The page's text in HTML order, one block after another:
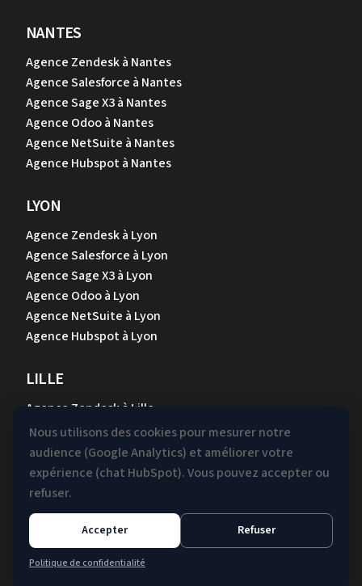
NANTES
Agence Zendesk à Nantes
Agence Salesforce à Nantes
Agence Sage X3 à Nantes
Agence Odoo à Nantes
Agence NetSuite à Nantes
Agence Hubspot à Nantes
LYON
Agence Zendesk à Lyon
Agence Salesforce à Lyon
Agence Sage X3 à Lyon
Agence Odoo à Lyon
Agence NetSuite à Lyon
Agence Hubspot à Lyon
LILLE
Agence Zendesk à Lille
Agence Salesforce à Lille
Agence Sage X3 à Lille
Agence Odoo à Lille
Agence NetSuite à Lille
Agence Hubspot à Lille
Mentions légales &
Confidentialité
Gestion des
Nous utilisons des cookies pour mesurer notre
audience (Google Analytics) et améliorer votre
expérience (chat HubSpot). Vous pouvez accepter ou
refuser.
Accepter Refuser
Politique de confidentialité